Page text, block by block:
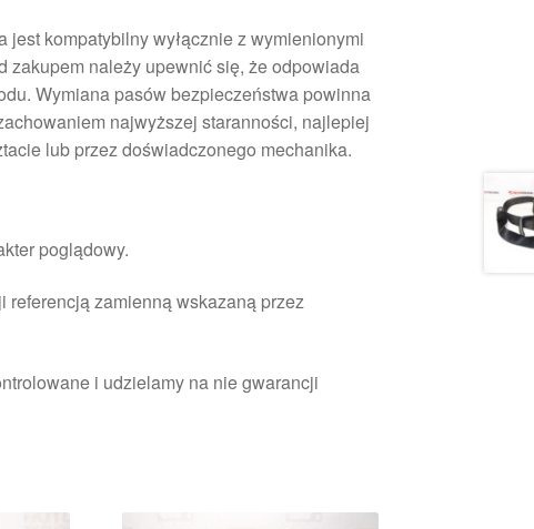
jest kompatybilny wyłącznie z wymienionymi
zakupem należy upewnić się, że odpowiada
Wymiana pasów bezpieczeństwa powinna
najwyższej staranności, najlepiej
lub przez doświadczonego mechanika.
poglądowy.
zamienną wskazaną przez
i udzielamy na nie gwarancji